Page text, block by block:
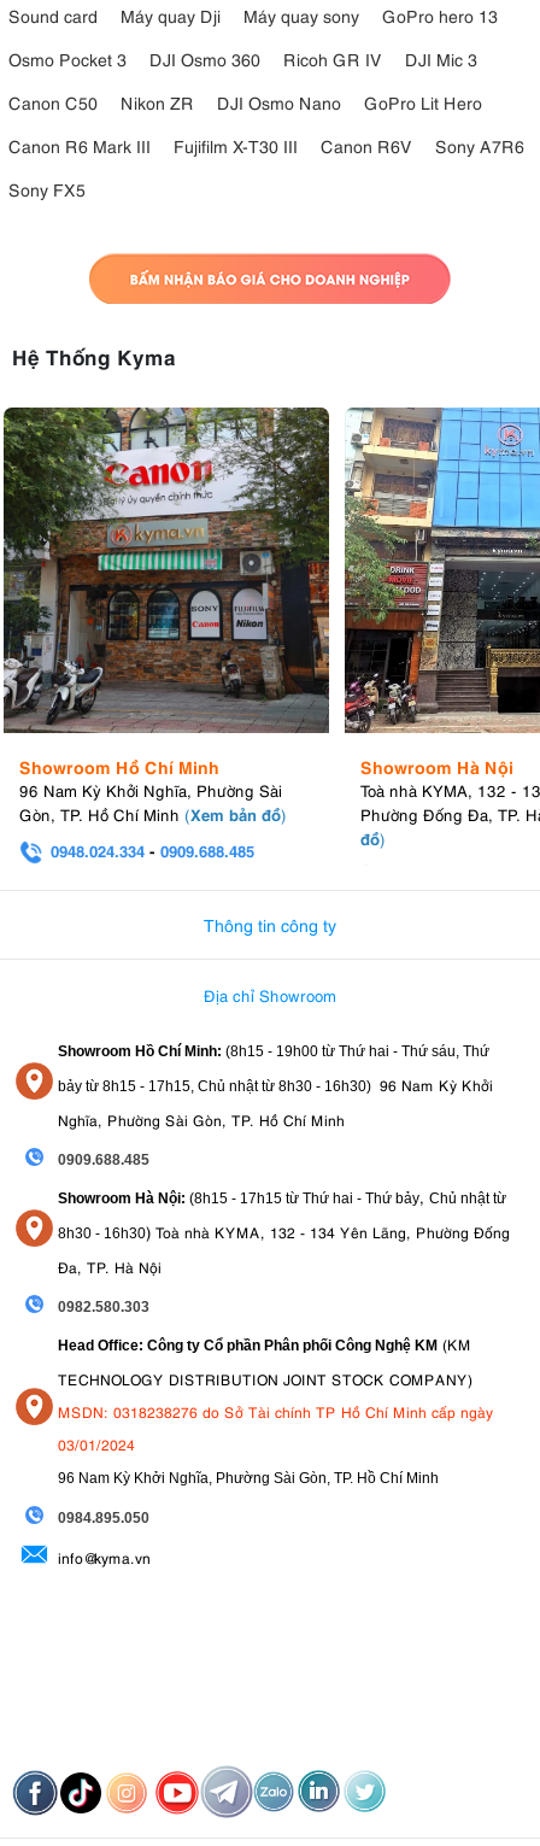
Sound card
Máy quay Dji Máy quay sony
GoPro hero 13
Osmo Pocket 3
DJI Osmo 360 Ricoh GR IV
DJI Mic 3
Canon C50
Nikon ZR DJI Osmo Nano
GoPro Lit Hero
Canon R6 Mark III
Fujifilm X-T30 III Canon R6V
Sony A7R6
Sony FX5
Hệ Thống Kyma
Showroom Hồ Chí Minh
96 Nam Kỳ Khởi Nghĩa, Phường Sài
Gòn, TP. Hồ Chí Minh (Xem bản đồ)
0948.024.334 - 0909.688.485
Showroom Hà Nội
Toà nhà KYMA, 132 -
Phường Đống Đa, TP.
đồ)
Thông tin công ty
Địa chỉ Showroom
Showroom Hồ Chí Minh: (8h15 - 19h00 từ Thứ hai - Thứ sáu, Thứ
bảy từ 8h15 - 17h15, Chủ nhật từ 8h30 - 16h30) 96 Nam Kỳ Khởi
Nghĩa, Phường Sài Gòn, TP. Hồ Chí Minh
0909.688.485
Showroom Hà Nội: (8h15 - 17h15 từ Thứ hai - Thứ bảy, Chủ nhật từ
8h30 - 16h30) Toà nhà KYMA, 132 - 134 Yên Lãng, Phường Đống
Đa, TP. Hà Nội
0982.580.303
Head Office: Công ty Cổ phần Phân phối Công Nghệ KM (KM
TECHNOLOGY DISTRIBUTION JOINT STOCK COMPANY)
MSDN: 0318238276 do Sở Tài chính TP Hồ Chí Minh cấp ngày
03/01/2024
96 Nam Kỳ Khởi Nghĩa, Phường Sài Gòn, TP. Hồ Chí Minh
0984.895.050
info@kyma.vn